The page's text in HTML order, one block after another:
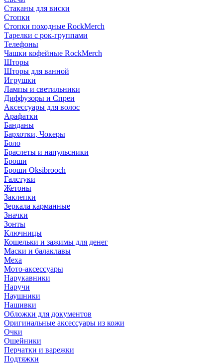
Стаканы для виски
Стопки
Стопки походные RockMerch
Тарелки с рок-группами
Телефоны
Чашки кофейные RockMerch
Шторы
Шторы для ванной
Игрушки
Лампы и светильники
Диффузоры и Спреи
Аксессуары для волос
Арафатки
Банданы
Бархотки, Чокеры
Боло
Браслеты и напульсники
Броши
Броши Oksibrooch
Галстуки
Жетоны
Заклепки
Зеркала карманные
Значки
Зонты
Ключницы
Кошельки и зажимы для денег
Маски и балаклавы
Меха
Мото-аксессуары
Нарукавники
Наручи
Наушники
Нашивки
Обложки для документов
Оригинальные аксессуары из кожи
Очки
Ошейники
Перчатки и варежки
Подтяжки